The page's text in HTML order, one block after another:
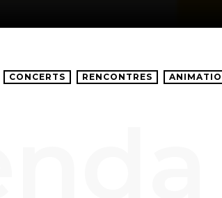
CONCERTS RENCONTRES